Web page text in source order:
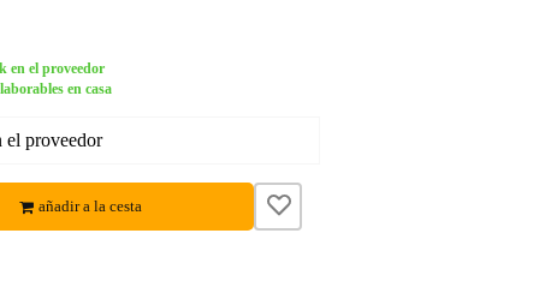
en el proveedor
en casa
el proveedor
añadir a la cesta